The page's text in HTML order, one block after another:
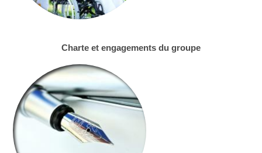
Charte et engagements du groupe